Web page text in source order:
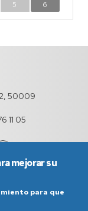
5 6
50009
11 05
mejorar su
para que